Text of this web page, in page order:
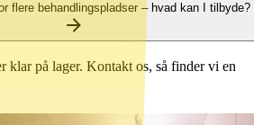
flere behandlingspladser – hvad kan I tilbyde?
klar på lager. Kontakt os, så finder vi en